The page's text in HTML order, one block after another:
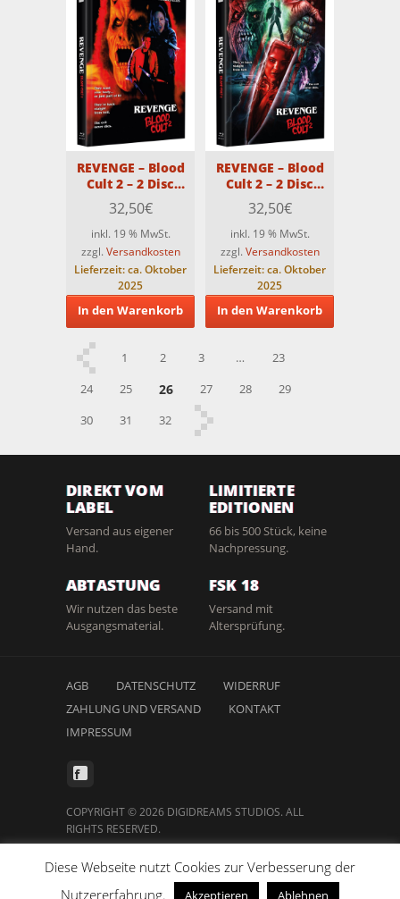
REVENGE – Blood
Cult 2 – 2 Disc
Premium
Medienbuch –
Cover D – Limitiert
auf 66 Stück
32,50€
inkl. 19 % MwSt.
zzgl. Versandkosten
Lieferzeit:ca. Oktober
2025
In den Warenkorb
REVENGE – Blood
Cult 2 – 2 Disc
Premium
Medienbuch –
Cover F – Limitiert
auf 66 Stück
32,50€
inkl. 19 % MwSt.
zzgl. Versandkosten
Lieferzeit:ca. Oktober
2025
In den Warenkorb
1 2 3 …
23
24
25 26 27 28
29
30
31 32
DIREKT VOM
LABEL
Versand aus eigener
Hand.
LIMITIERTE
EDITIONEN
66 bis 500 Stück, keine
Nachpressung.
ABTASTUNG
Wir nutzen das beste
Ausgangsmaterial.
FSK 18
Versand mit
Altersprüfung.
AGB DATENSCHUTZ
WIDERRUF
ZAHLUNG UND VERSAND
KONTAKT
IMPRESSUM
COPYRIGHT © 2026 DIGIDREAMS STUDIOS. ALL
RIGHTS RESERVED.
Vertrag widerrufen
Diese Webseite nutzt Cookies zur Verbesserung der
Nutzererfahrung.
Akzeptieren Ablehnen